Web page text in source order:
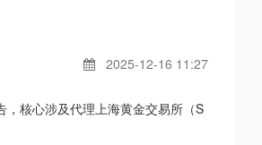
2025-12-16 11:27
核心涉及代理上海黄金交易所（S